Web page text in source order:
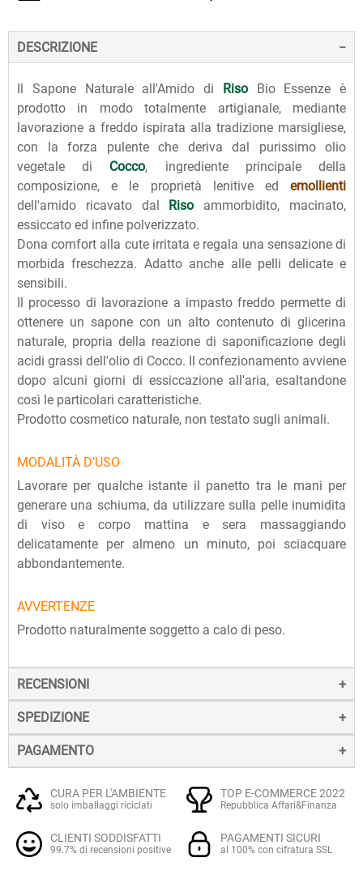
DESCRIZIONE
Il Sapone Naturale all'Amido di RisoBio Essenze è
prodotto in modo totalmente artigianale, mediante
lavorazione a freddo ispirata alla tradizione marsigliese,
con la forza pulente che deriva dal purissimo olio
vegetale di Cocco, ingrediente principale della
composizione, e le proprietà lenitive ed emollienti
dell'amido ricavato dal
Riso ammorbidito, macinato,
essiccato ed infine polverizzato.
Dona comfort alla cute irritata e regala una sensazione di
morbida freschezza. Adatto anche alle pelli delicate e
sensibili.
Il processo di lavorazione a impasto freddo permette di
ottenere un sapone con un alto contenuto di glicerina
naturale, propria della reazione di saponificazione degli
acidi grassi dell'olio di Cocco. Il confezionamento avviene
dopo alcuni giorni di essiccazione all'aria, esaltandone
così le particolari caratteristiche.
Prodotto cosmetico naturale, non testato sugli animali.
MODALITÀ D'USO
Lavorare per qualche istante il panetto tra le mani per
generare una schiuma, da utilizzare sulla pelle inumidita
di viso e corpo mattina e sera massaggiando
delicatamente per almeno un minuto, poi sciacquare
abbondantemente.
AVVERTENZE
Prodotto naturalmente soggetto a calo di peso.
RECENSIONI
ECCELLENTE
SPEDIZIONE
La spedizione dei prodotti avviene entro 24 ore dall'ordine
(sabato e festivi esclusi), tramite corriere SDA.
Quando l'ordine sarà spedito, riceverai una e-mail di
conferma, contenente un link alla tracciatura online
dell'invio, che ti permetterà di verificare in tempo reale lo
stato della spedizione.
PAGAMENTO
Il pagamento degli ordini può avvenire:
altre carte prepagate abilitate), su server sicuro Paypal.
CURA PER L'AMBIENTE
solo imballaggi riciclati
TOP E-COMMERCE 2022
Repubblica Affari&Finanza
CLIENTI SODDISFATTI
99.7% di recensioni positive
PAGAMENTI SICURI
al 100% con cifratura SSL